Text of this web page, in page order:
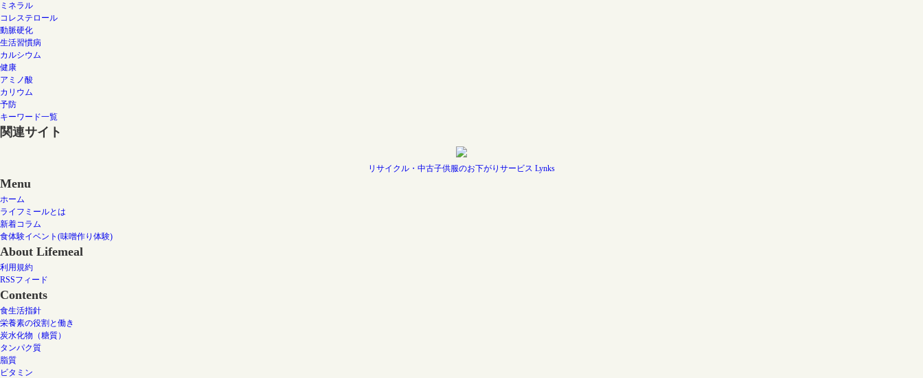
ミネラル
コレステロール
動脈硬化
生活習慣病
カルシウム
健康
アミノ酸
カリウム
予防
キーワード一覧
関連サイト
リサイクル・中古子供服のお下がりサービス Lynks
Menu
ホーム
ライフミールとは
新着コラム
食体験イベント(味噌作り体験)
About Lifemeal
利用規約
RSSフィード
Contents
食生活指針
栄養素の役割と働き
炭水化物（糖質）
タンパク質
脂質
ビタミン